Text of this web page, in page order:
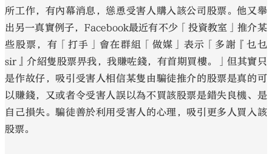
所工作，有內幕消息，慫恿受害人購入該公司股票。他又舉
出另一真實例子，Facebook最近有不少「投資教室」推介某
些股票，有「打手」會在群組「做媒」表示「多謝『乜乜
sir』介紹隻股票畀我，我賺咗錢，有首期買樓。」但其實只
是作故仔，吸引受害人相信某隻由騙徒推介的股票是真的可
以賺錢，又或者令受害人誤以為不買該股票是錯失良機、是
自己損失。騙徒善於利用受害人的心理，吸引更多人買入該
股票。